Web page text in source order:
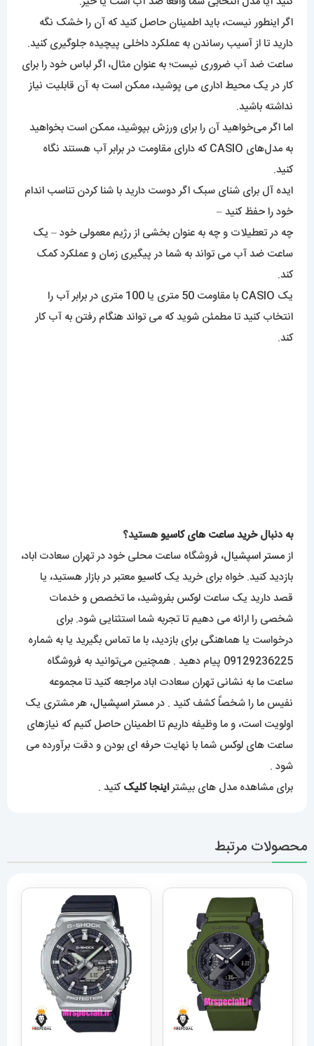
اگر اینطور نیست، باید اطمینان حاصل کنید که آن را خشک نگه
دارید تا از آسیب رساندن به عملکرد داخلی پیچیده جلوگیری کنید.
ساعت ضد آب ضروری نیست؛ به عنوان مثال، اگر لباس خود را برای
کار در یک محیط اداری می پوشید، ممکن است به آن قابلیت نیاز
نداشته باشید.
اما اگر می‌خواهید آن را برای ورزش بپوشید، ممکن است بخواهید
به مدل‌های CASIO که دارای مقاومت در برابر آب هستند نگاه
کنید.
ایده آل برای شنای سبک اگر دوست دارید با شنا کردن تناسب اندام
خود را حفظ کنید –
چه در تعطیلات و چه به عنوان بخشی از رژیم معمولی خود – یک
ساعت ضد آب می تواند به شما در پیگیری زمان و عملکرد کمک
کند.
یک CASIO با مقاومت 50 متری یا 100 متری در برابر آب را
انتخاب کنید تا مطمئن شوید که می تواند هنگام رفتن به آب کار
کند.
به دنبال خرید ساعت های کاسیوهستید؟
از
مستر اسپشیال
، فروشگاه ساعت محلی خود در تهران سعادت اباد،
بازدید کنید. خواه برای خرید یک
کاسیو معتبر در بازار هستید، یا
قصد دارید یک ساعت لوکس بفروشید، ما تخصص و خدمات
شخصی را ارائه می دهیم تا تجربه شما استثنایی شود. برای
درخواست یا هماهنگی برای بازدید، با ما تماس بگیرید یا به شماره
09129236225 پیام دهید . همچنین می‌توانید به فروشگاه
ساعت ما به نشانی تهران سعادت اباد مراجعه کنید تا مجموعه
نفیس ما را شخصاً کشف کنید . در
مستر اسپشیال
، هر مشتری یک
اولویت است، و ما وظیفه داریم تا اطمینان حاصل کنیم که نیازهای
ساعت های لوکس شما با نهایت حرفه ای بودن و دقت برآورده می
محصولات مرتبط